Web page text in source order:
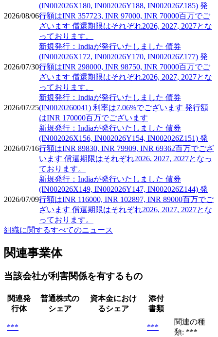
2026/08/06
(IN002026X180, IN002026Y188, IN002026Z185) 発
行額はINR 357723, INR 97000, INR 70000百万でご
ざいます 償還期限はそれぞれ2026, 2027, 2027とな
っております。
2026/07/30
新規発行：Indiaが発行いたしました 債券
(IN002026X172, IN002026Y170, IN002026Z177) 発
行額はINR 298000, INR 98750, INR 70000百万でご
ざいます 償還期限はそれぞれ2026, 2027, 2027とな
っております。
2026/07/25
新規発行：Indiaが発行いたしました 債券
(IN0020260041) 利率は7.06%でございます 発行額
はINR 170000百万でございます
2026/07/16
新規発行：Indiaが発行いたしました 債券
(IN002026X156, IN002026Y154, IN002026Z151) 発
行額はINR 89830, INR 79909, INR 69362百万でござ
います 償還期限はそれぞれ2026, 2027, 2027となっ
ております。
2026/07/09
新規発行：Indiaが発行いたしました 債券
(IN002026X149, IN002026Y147, IN002026Z144) 発
行額はINR 116000, INR 102897, INR 89000百万でご
ざいます 償還期限はそれぞれ2026, 2027, 2027とな
っております。
組織に関するすべてのニュース
関連事業体
当該会社が利害関係を有するもの
関連発
行体
普通株式の
シェア
資本金におけ
るシェア
添付
書類
*** ***
関連の種
類: ***